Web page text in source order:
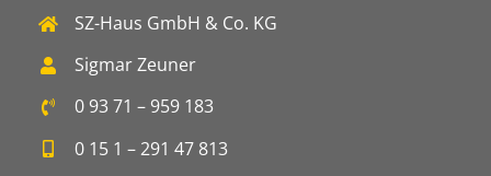
SZ-Haus GmbH & Co. KG
Sigmar Zeuner
0 93 71 – 959 183
0 15 1 – 291 47 813